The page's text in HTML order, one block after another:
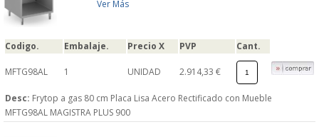
Ver Más
Codigo. Embalaje. Precio X PVP Cant.
MFTG98AL 1 UNIDAD 2.914,33 €
Desc: Frytop a gas 80 cm Placa Lisa Acero Rectificado con Mueble
MFTG98AL MAGISTRA PLUS 900